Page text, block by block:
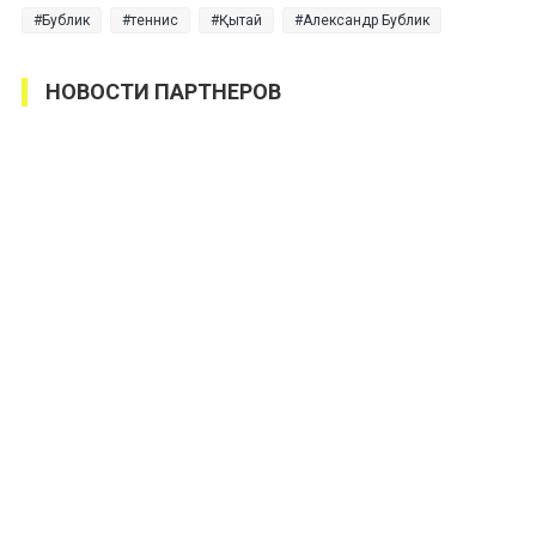
Бублик теннис Қытай Александр Бублик
НОВОСТИ ПАРТНЕРОВ